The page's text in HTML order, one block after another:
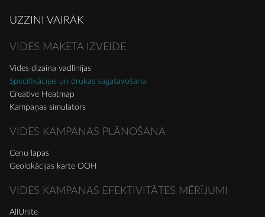
UZZINI VAIRĀK
VIDES MAKETA IZVEIDE
Vides dizaina vadlīnijas
Specifikācijas un drukas sagatavošana
Creative Heatmap
Kampaņas simulators
VIDES KAMPAŅAS PLĀNOŠANA
Cenu lapas
Geolokācijas karte OOH
VIDES KAMPAŅAS EFEKTIVITĀTES MĒRĪJUMI
AllUnite